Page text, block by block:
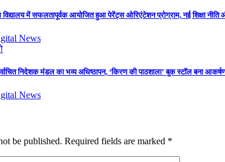
में सफलतापूर्वक आयोजित हुआ पेरेंट्स ओरिएंटेशन प्रोग्राम, नई शिक्षा नीति
News
निदेशक मंडल का भव्य अधिष्ठापन, ‘किरण की पाठशाला’ बुक स्टॉल बना
News
be published. Required fields are marked *